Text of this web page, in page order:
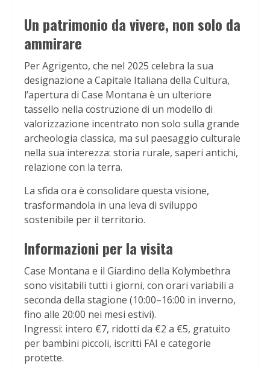
Un patrimonio da vivere, non solo da
ammirare
Per Agrigento, che nel 2025 celebra la sua
designazione a Capitale Italiana della Cultura,
l’apertura di Case Montana è un ulteriore
tassello nella costruzione di un modello di
valorizzazione incentrato non solo sulla grande
archeologia classica, ma sul paesaggio culturale
nella sua interezza: storia rurale, saperi antichi,
relazione con la terra.
La sfida ora è consolidare questa visione,
trasformandola in una leva di sviluppo
sostenibile per il territorio.
Informazioni per la visita
Case Montana e il Giardino della Kolymbethra
sono visitabili tutti i giorni, con orari variabili a
seconda della stagione (10:00–16:00 in inverno,
fino alle 20:00 nei mesi estivi).
Ingressi: intero €7, ridotti da €2 a €5, gratuito
per bambini piccoli, iscritti FAI e categorie
protette.